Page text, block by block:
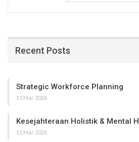
Recent Posts
Strategic Workforce Planning
13 Mar 2026
Kesejahteraan Holistik & Mental
12 Mar 2026